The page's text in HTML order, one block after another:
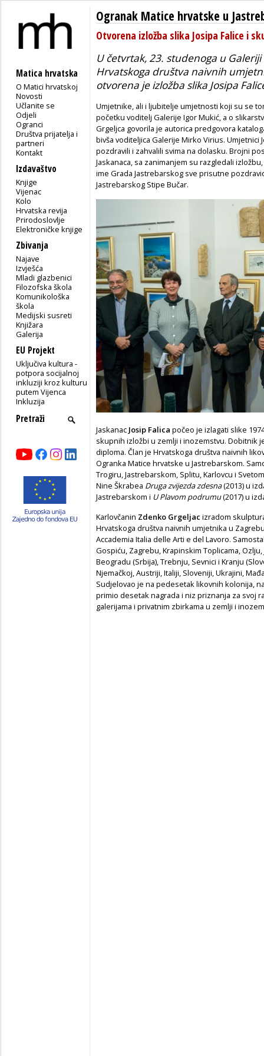
Matica hrvatska
O Matici hrvatskoj
Novosti
Učlanite se
Odjeli
Ogranci
Društva prijatelja i
partneri
Kontakt
Izdavaštvo
Knjige
Vijenac
Kolo
Hrvatska revija
Prirodoslovlje
Elektroničke knjige
Zbivanja
Najave
Izvješća
Mladi glazbenici
Filozofska škola
Komunikološka
škola
Medijski susreti
Knjižara
Galerija
EU Projekt
Uključiva kultura -
potpora socijalnoj
inkluziji kroz kulturu
putem Vijenca
Inkluzija
Ogranak Matice hrvatske u
Otvorena izložba slika Josipa Falice i
U četvrtak, 23. studenoga u
Hrvatskoga društva naivnih
otvorena je izložba slika Josipa
Umjetnike, ali i ljubitelje umjetnosti koji su se
početku voditelj Galerije Igor Mukić, a o
Grgeljca govorila je autorica predgovora
bivša voditeljica Galerije Mirko Virius. Umjetnici
pozdravili i zahvalili svima na dolasku. Brojni
Jaskanaca, sa zanimanjem su razgledali
ime Grada Jastrebarskog sve prisutne
Jastrebarskog Stipe Bučar.
Jaskanac Josip Falica počeo je izlagati slike
skupnih izložbi u zemlji i inozemstvu. Dobitnik
diploma. Član je Hrvatskoga društva naivnih
Ogranka Matice hrvatske u Jastrebarskom.
Trogiru, Jastrebarskom, Splitu, Karlovcu i
Nine Škrabea Druga zvijezda zdesna(2013) u
Jastrebarskom i U Plavom podrumu(2017) u
Karlovčanin Zdenko Grgeljac izradom
Hrvatskoga društva naivnih umjetnika u
Accademia Italia delle Arti e del Lavoro.
Gospiću, Zagrebu, Krapinskim Toplicama,
Beogradu (Srbija), Trebnju, Sevnici i Kranju
Njemačkoj, Austriji, Italiji, Sloveniji, Ukrajini,
Sudjelovao je na pedesetak likovnih kolonija,
primio desetak nagrada i niz priznanja za svoj
galerijama i privatnim zbirkama u zemlji i